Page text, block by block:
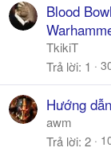
Blood
TkikiT
Trả lời 1
Hướng
awm
Trả lời 2